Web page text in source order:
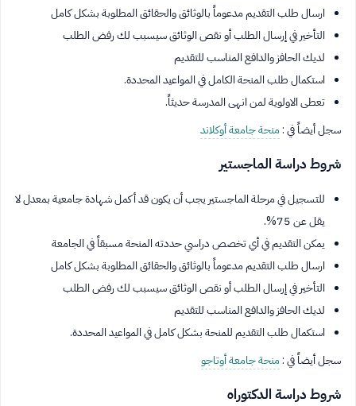
ارسال طلب التقديم مدعوماً بالوثائق والحقائق المطلوبة بشكل كامل
التأخير في إرسال الطلب أو نقص الوثائق سيسبب لك رفض الطلب
لديك الحافز والدافع المناسب للتقديم
استكمال طلب المنحة الكامل في المواعيد المحددة.
تعطى الاولوية لمن انهى المدرسة حديثاً.
سجل أيضاً في :منحة جامعة أوكلاند
شروط دراسة الماجستير
للتسجيل في مرحلة الماجستير يجب أن يكون قد أكمل شهادة جامعية بمعدل لا
يقل عن 75%.
يمكن التقديم في أي تخصص دراسي حددته المنحة مسبقاً في الجامعة
ارسال طلب التقديم مدعوماً بالوثائق والحقائق المطلوبة بشكل كامل
التأخير في إرسال الطلب أو نقص الوثائق سيسبب لك رفض الطلب
لديك الحافز والدافع المناسب للتقديم
استكمال طلب التقديم للمنحة بشكل كامل في المواعيد المحددة.
سجل أيضاً في :منحة جامعة أوتاجو
شروط دراسة الدكتوراه